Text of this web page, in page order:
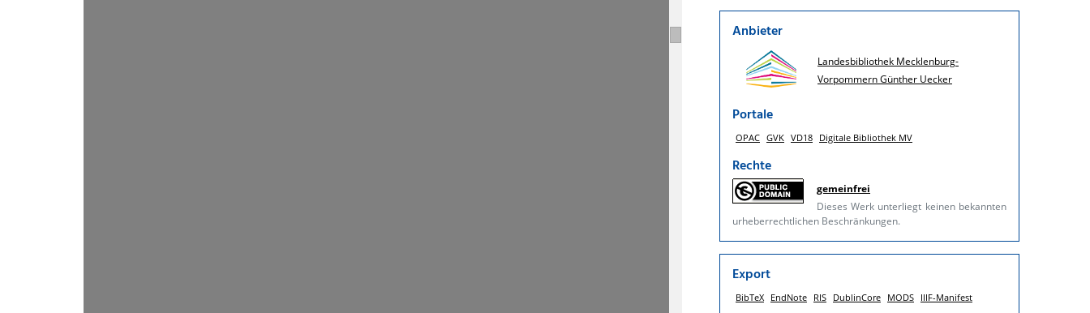
Anbieter
Landesbibliothek Mecklenburg-
Vorpommern Günther Uecker
Portale
OPAC GVK VD18 Digitale Bibliothek MV
Rechte
gemeinfrei
Dieses Werk unterliegt keinen bekannten
urheberrechtlichen Beschränkungen.
Export
BibTeX EndNote RIS DublinCore MODS IIIF-Manifest